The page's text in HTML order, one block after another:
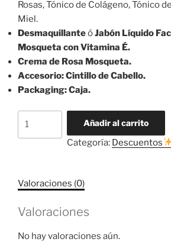
Rosas, Tónico de Colágeno, Tónico
Miel.
DesmaquillanteóJabón Líquido
Mosqueta con Vitamina É.
Crema de Rosa Mosqueta.
Accesorio: Cintillo de Cabello.
Packaging: Caja.
Añadir al carrito
Categoría: Descuentos
Valoraciones (0)
Valoraciones
No hay valoraciones aún.